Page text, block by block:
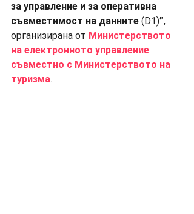
за управление и за оперативна
съвместимост на данните (D1)”,
организирана от Министерството
на електронното управление
съвместно с Министерството на
туризма.